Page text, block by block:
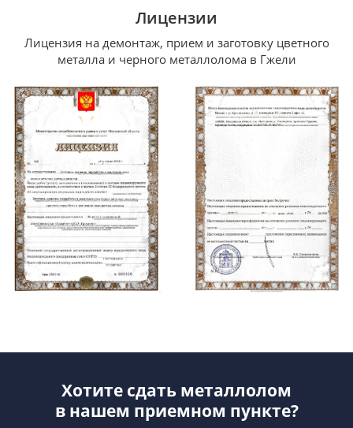
Лицензии
Лицензия на демонтаж, прием и заготовку цветного
металла и черного металлолома в Гжели
Хотите сдать металлолом
в нашем приемном пункте?